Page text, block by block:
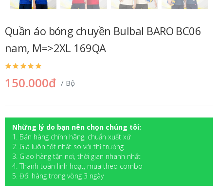
Quần áo bóng chuyền Bulbal BARO BC06
nam, M=>2XL 169QA
150.000đ / Bộ
Những lý do bạn nên chọn chúng tôi:
1. Bán hàng chính hãng, chuẩn xuất xứ
2. Giá luôn tốt nhất so với thị trường
3. Giao hàng tận nơi, thời gian nhanh nhất
4. Thanh toán linh hoạt, mua theo combo
5. Đối hàng trong vòng 3 ngày